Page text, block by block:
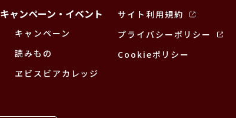
キャンペーン・イベント
キャンペーン
読みもの
ヱビスビアカレッジ
サイト利用規約
プライバシーポリシー
Cookieポリシー